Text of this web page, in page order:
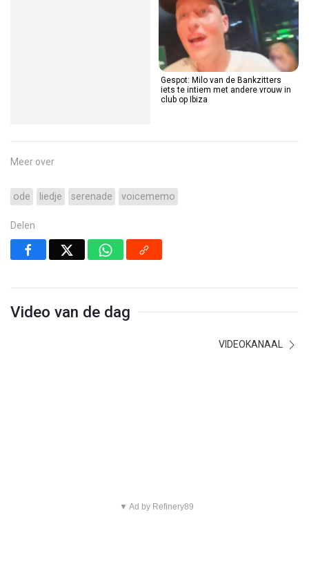
Gespot: Milo van de Bankzitters
iets te intiem met andere vrouw in
club op Ibiza
Meer over
ode liedje serenade voicememo
Delen
Video van de dag
VIDEOKANAAL
▼ Ad by Refinery89